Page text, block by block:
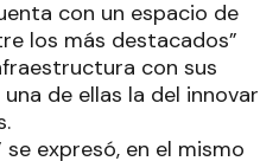
con un espacio de
los más destacados”
con sus
de ellas la del innovar
se expresó, en el mismo